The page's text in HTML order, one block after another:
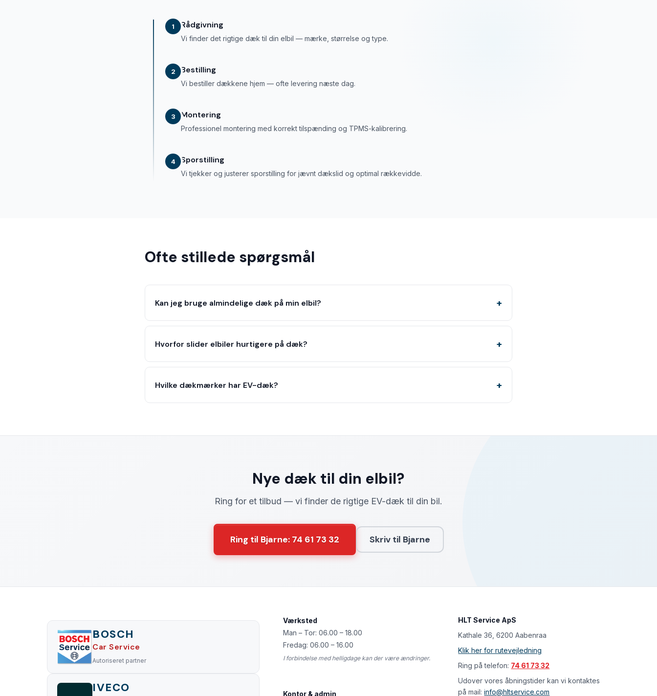
1 Rådgivning
Vi finder det rigtige dæk til din elbil — mærke, størrelse og type.
2 Bestilling
Vi bestiller dækkene hjem — ofte levering næste dag.
3 Montering
Professionel montering med korrekt tilspænding og TPMS-kalibrering.
4 Sporstilling
Vi tjekker og justerer sporstilling for jævnt dækslid og optimal rækkevidde.
Ofte stillede spørgsmål
Kan jeg bruge almindelige dæk på min elbil?
Hvorfor slider elbiler hurtigere på dæk?
Hvilke dækmærker har EV-dæk?
Nye dæk til din elbil?
Ring for et tilbud — vi finder de rigtige EV-dæk til din bil.
Ring til Bjarne: 74 61 73 32 Skriv til Bjarne
BOSCH
Car Service
Autoriseret partner
IVECO
Værksted
Man – Tor: 06.00 – 18.00
Fredag: 06.00 – 16.00
I forbindelse med helligdage kan der være ændringer.
Kontor & admin
HLT Service ApS
Kathale 36, 6200 Aabenraa
Klik her for rutevejledning
Ring på telefon: 74 61 73 32
Udover vores åbningstider kan vi kontaktes
på mail:info@hltservice.com